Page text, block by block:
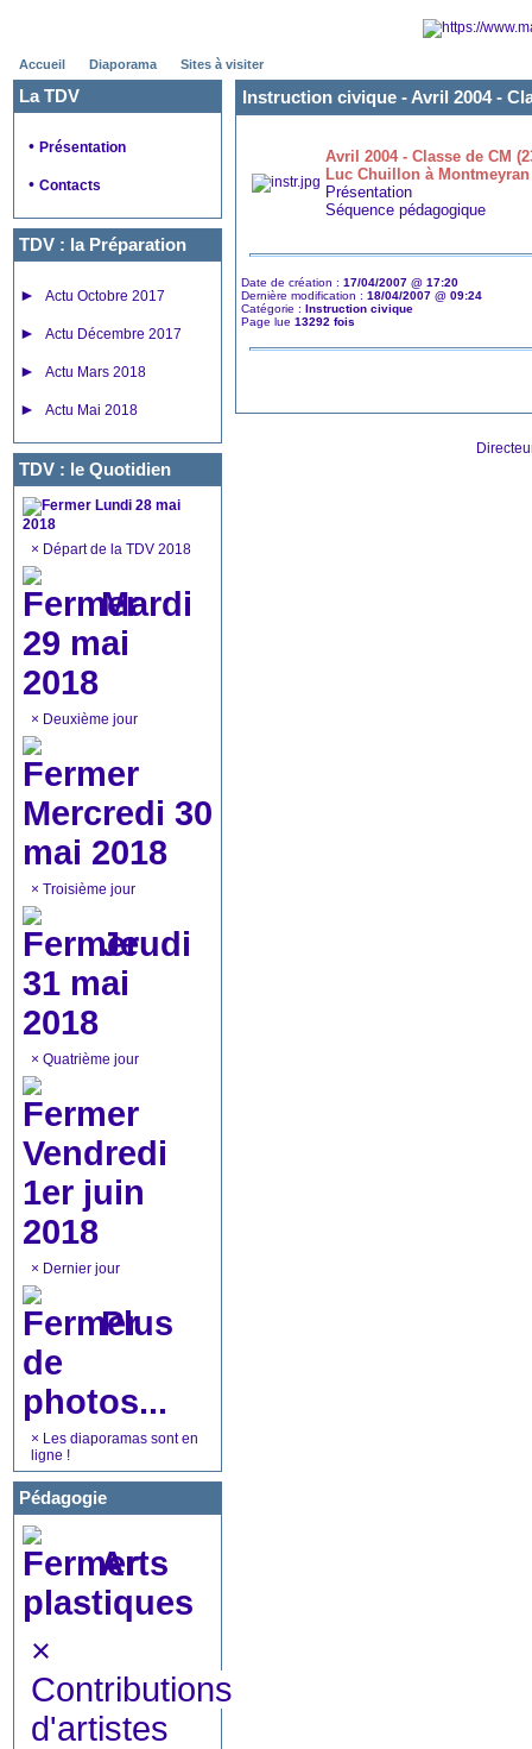
Accueil Diaporama Sites à visiter
La TDV
• Présentation
• Contacts
TDV : la Préparation
► Actu Octobre 2017
► Actu Décembre 2017
► Actu Mars 2018
► Actu Mai 2018
TDV : le Quotidien
Lundi 28 mai
2018
× Départ de la TDV 2018
Mardi
29 mai
2018
× Deuxième jour
Mercredi 30
mai 2018
× Troisième jour
Jeudi
31 mai
2018
× Quatrième jour
Vendredi
1er juin
2018
× Dernier jour
Plus
de
photos...
× Les diaporamas sont en
ligne !
Pédagogie
Arts
plastiques
×
Contributions
d'artistes
Instruction civique - Avril 2004 -
Avril 2004 - Classe de CM
Luc Chuillon à Montmeyran
Présentation
Séquence pédagogique
Date de création : 17/04/2007 @ 17:20
Dernière modification : 18/04/2007 @ 09:24
Catégorie : Instruction civique
Page lue 13292 fois